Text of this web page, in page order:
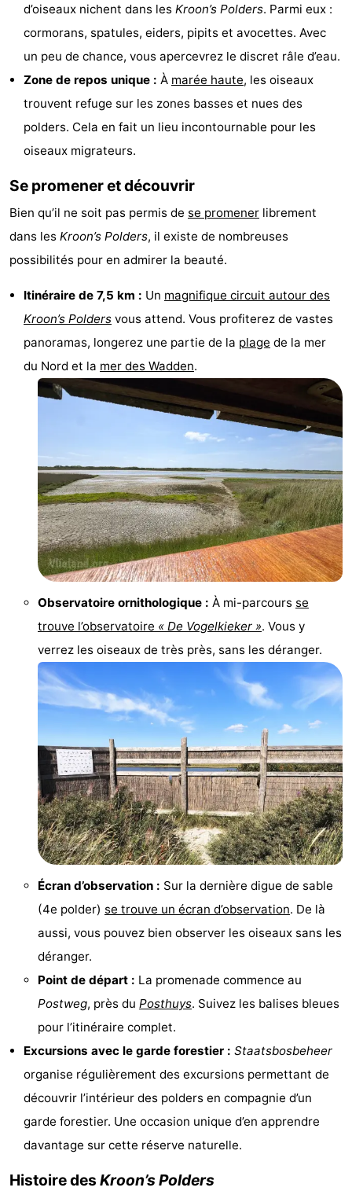
vélo
Équitation
Peche
Sportive
Equitation
-
Promenade
sur
les
Observation
des
phoques
Boire
et
Événements
Forum
Route
Stationnement
Saut
Adresses
Friesland
Leeuwarden
Frise
Ameland
Terschelling
Contact
d’oiseaux nichent dans les Kroon’s Polders. Parmi eux :
cormorans, spatules, eiders, pipits et avocettes. Avec
un peu de chance, vous apercevrez le discret râle d’eau.
Zone de repos unique : À marée haute, les oiseaux
trouvent refuge sur les zones basses et nues des
polders. Cela en fait un lieu incontournable pour les
oiseaux migrateurs.
Se promener et découvrir
Bien qu’il ne soit pas permis de se promener librement
dans les Kroon’s Polders, il existe de nombreuses
possibilités pour en admirer la beauté.
Itinéraire de 7,5 km : Un magnifique circuit autour des
Kroon’s Polders vous attend. Vous profiterez de vastes
panoramas, longerez une partie de la plage de la mer
du Nord et la mer des Wadden.
Observatoire ornithologique : À mi-parcours se
trouve l’observatoire « De Vogelkieker ». Vous y
verrez les oiseaux de très près, sans les déranger.
Écran d’observation : Sur la dernière digue de sable
(4e polder) se trouve un écran d’observation. De là
aussi, vous pouvez bien observer les oiseaux sans les
déranger.
Point de départ : La promenade commence au
Postweg, près du Posthuys. Suivez les balises bleues
pour l’itinéraire complet.
Excursions avec le garde forestier : Staatsbosbeheer
organise régulièrement des excursions permettant de
découvrir l’intérieur des polders en compagnie d’un
garde forestier. Une occasion unique d’en apprendre
davantage sur cette réserve naturelle.
Histoire des Kroon’s Polders